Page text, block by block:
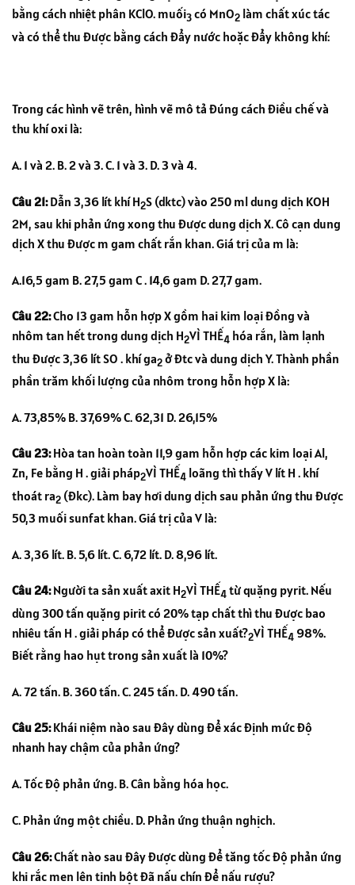
bằng cách nhiệt phân KClO. muối3có MnO2 làm chất xúc tác
và có thể thu được bằng cách đẩy nước hoặc đẩy không khí:
Trong các hình vẽ trên, hình vẽ mô tả đúng cách điều chế và
thu khí oxi là:
A. 1 và 2. B. 2 và 3. C. 1 và 3. D. 3 và 4.
Câu 21:Dẫn 3,36 lít khí H2S (dktc) vào 250 ml dung dịch KOH
2M, sau khi phản ứng xong thu được dung dịch X. Cô cạn dung
dịch X thu được m gam chất rắn khan. Giá trị của m là:
A.16,5 gam B. 27,5 gam C . 14,6 gam D. 27,7 gam.
Câu 22:Cho 13 gam hỗn hợp X gồm hai kim loại đồng và
nhôm tan hết trong dung dịch H2VÌ THẾ4 hóa rắn, làm lạnh
thu được 3,36 lít SO . khí ga2ở đtc và dung dịch Y. Thành phần
phần trăm khối lượng của nhôm trong hỗn hợp X là:
A. 73,85% B. 37,69% C. 62,31 D. 26,15%
Câu 23:Hòa tan hoàn toàn 11,9 gam hỗn hợp các kim loại Al,
Zn, Fe bằng H . giải pháp2VÌ THẾ4 loãng thì thấy V lít H . khí
thoát ra2 (đkc). Làm bay hơi dung dịch sau phản ứng thu được
50,3 muối sunfat khan. Giá trị của V là:
A. 3,36 lít. B. 5,6 lít. C. 6,72 lít. D. 8,96 lít.
Câu 24:Người ta sản xuất axit H2VÌ THẾ4từ quặng pyrit. Nếu
dùng 300 tấn quặng pirit có 20% tạp chất thì thu được bao
nhiêu tấn H . giải pháp có thể được sản xuất?2VÌ THẾ4 98%.
Biết rằng hao hụt trong sản xuất là 10%?
A. 72 tấn. B. 360 tấn. C. 245 tấn. D. 490 tấn.
Câu 25:Khái niệm nào sau đây dùng để xác định mức độ
nhanh hay chậm của phản ứng?
A. Tốc độ phản ứng. B. Cân bằng hóa học.
C. Phản ứng một chiều. D. Phản ứng thuận nghịch.
Câu 26:Chất nào sau đây được dùng để tăng tốc độ phản ứng
khi rắc men lên tinh bột đã nấu chín để nấu rượu?